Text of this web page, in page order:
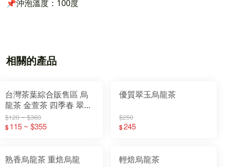
📌沖泡溫度：100度
相關的產品
台灣茶葉綜合販售區 烏
龍茶 金萱茶 四季春 翠玉
茶 綠茶 紅茶
$120 ~ $360
$115 ~ $355
優質翠玉烏龍茶
$250
$245
熟香烏龍茶 重焙烏龍 輕焙烏龍茶